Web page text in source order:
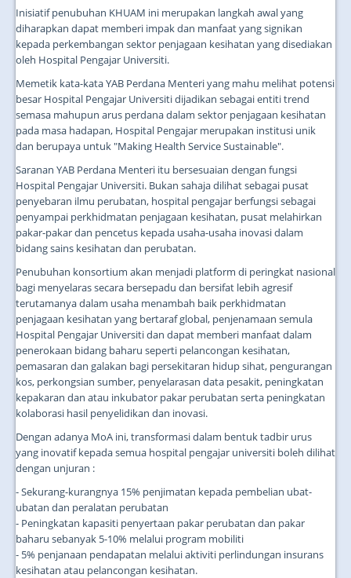
Inisiatif penubuhan KHUAM ini merupakan langkah awal yang
diharapkan dapat memberi impak dan manfaat yang signikan
kepada perkembangan sektor penjagaan kesihatan yang disediakan
oleh Hospital Pengajar Universiti.
Memetik kata-kata YAB Perdana Menteri yang mahu melihat potensi
besar Hospital Pengajar Universiti dijadikan sebagai entiti trend
semasa mahupun arus perdana dalam sektor penjagaan kesihatan
pada masa hadapan, Hospital Pengajar merupakan institusi unik
dan berupaya untuk "Making Health Service Sustainable".
Saranan YAB Perdana Menteri itu bersesuaian dengan fungsi
Hospital Pengajar Universiti. Bukan sahaja dilihat sebagai pusat
penyebaran ilmu perubatan, hospital pengajar berfungsi sebagai
penyampai perkhidmatan penjagaan kesihatan, pusat melahirkan
pakar-pakar dan pencetus kepada usaha-usaha inovasi dalam
bidang sains kesihatan dan perubatan.
Penubuhan konsortium akan menjadi platform di peringkat nasional
bagi menyelaras secara bersepadu dan bersifat lebih agresif
terutamanya dalam usaha menambah baik perkhidmatan
penjagaan kesihatan yang bertaraf global, penjenamaan semula
Hospital Pengajar Universiti dan dapat memberi manfaat dalam
penerokaan bidang baharu seperti pelancongan kesihatan,
pemasaran dan galakan bagi persekitaran hidup sihat, pengurangan
kos, perkongsian sumber, penyelarasan data pesakit, peningkatan
kepakaran dan atau inkubator pakar perubatan serta peningkatan
kolaborasi hasil penyelidikan dan inovasi.
Dengan adanya MoA ini, transformasi dalam bentuk tadbir urus
yang inovatif kepada semua hospital pengajar universiti boleh dilihat
dengan unjuran :
- Sekurang-kurangnya 15% penjimatan kepada pembelian ubat-
ubatan dan peralatan perubatan
- Peningkatan kapasiti penyertaan pakar perubatan dan pakar
baharu sebanyak 5-10% melalui program mobiliti
- 5% penjanaan pendapatan melalui aktiviti perlindungan insurans
kesihatan atau pelancongan kesihatan.